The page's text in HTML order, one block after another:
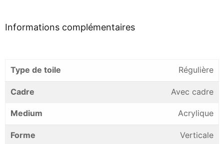
Informations complémentaires
Type de toile Régulière
Cadre Avec cadre
Medium Acrylique
Forme Verticale